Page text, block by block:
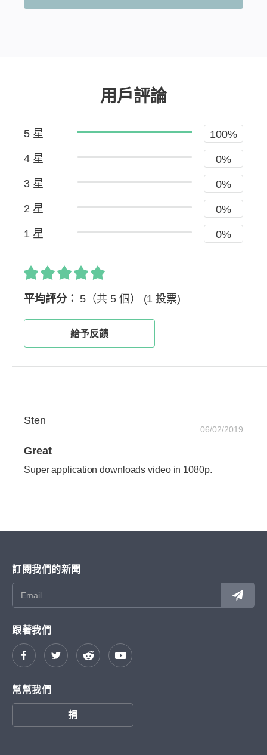
用戶評論
5 星 100%
4 星 0%
3 星 0%
2 星 0%
1 星 0%
平均評分： 5（共 5 個） (1 投票)
給予反饋
Sten
06/02/2019
Great
Super application downloads video in 1080p.
訂閱我們的新聞
跟著我們
幫幫我們
捐